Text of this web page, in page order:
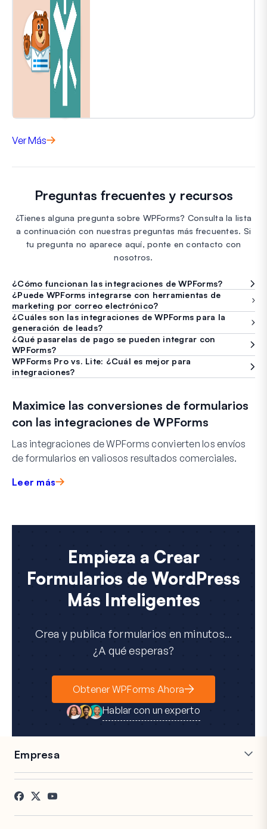
Ver Más
Preguntas frecuentes y recursos
¿Tienes alguna pregunta sobre WPForms? Consulta la lista
a continuación con nuestras preguntas más frecuentes. Si
tu pregunta no aparece aquí, ponte en contacto con
nosotros.
¿Cómo funcionan las integraciones de WPForms?
¿Puede WPForms integrarse con herramientas de
marketing por correo electrónico?
¿Cuáles son las integraciones de WPForms para la
generación de leads?
¿Qué pasarelas de pago se pueden integrar con
WPForms?
WPForms Pro vs. Lite: ¿Cuál es mejor para
integraciones?
Maximice las conversiones de formularios
con las integraciones de WPForms
Las integraciones de WPForms convierten los envíos
de formularios en valiosos resultados comerciales.
Leer más
Empieza a Crear
Formularios de WordPress
Más Inteligentes
Crea y publica formularios en minutos...
¿A qué esperas?
Obtener WPForms Ahora
Hablar con un experto
Empresa
Carreras
Testimonios
Afiliados